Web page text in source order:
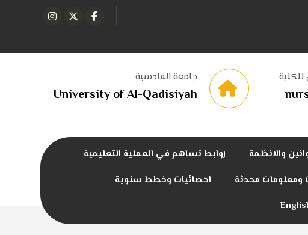
جامعة القادسية
University of Al-Qadisiyah
للكلية
والانظمة
روابط تساهم في العملية التعليمية
ومعلومات محدثة
احصائيات وخطط سنوية